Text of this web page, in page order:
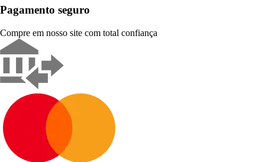
Pagamento seguro
Compre em nosso site com total confiança